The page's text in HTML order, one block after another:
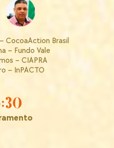
CocoaAction Brasil
– Fundo Vale
– CIAPRA
– InPACTO